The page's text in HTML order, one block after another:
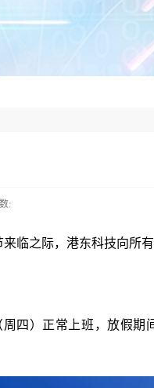
:
临之际，港东科技向所
四）正常上班，放假